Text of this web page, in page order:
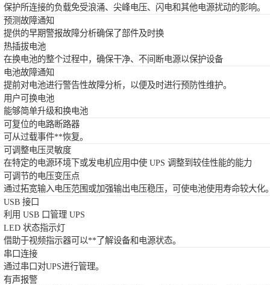
保护所连接的负载免受浪涌、尖峰电压、闪电和其他电源扰动的影响。
预测故障通知
提供的早期警报故障分析确保了部件及时换
热插拔电池
在换电池的整个过程中，确保干净、不间断电源以保护设备
电池故障通知
提前对电池进行警告性故障分析，以便及时进行预防性维护。
用户可换电池
能够简单升级和换电池
可复位的电路断路器
可从过载事件**恢复。
可调整电压灵敏度
在特定的电源环境下或发电机应用中使 UPS 调整到较佳性能的能力
可调节的电压变压点
通过拓宽输入电压范围或加强输出电压稳压，可使电池使用寿命较大化
USB 接口
利用 USB 口管理 UPS
LED 状态指示灯
借助于视频指示器可以**了解设备和电源状态。
串口连接
通过串口对UPS进行管理。
有声报警